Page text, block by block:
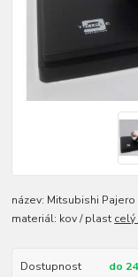
název: Mitsubishi
materiál: kov / plast
Dostupnost
do